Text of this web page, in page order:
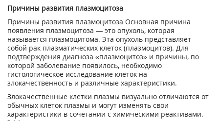
Причины развития плазмоцитоза
Причины развития плазмоцитоза Основная причина
появления плазмоцитоза — это опухоль, которая
называется плазмоцитома. Эта опухоль представляет
собой рак плазматических клеток (плазмоцитов). Для
подтверждения диагноза «плазмоцитоз» и причины, по
которой заболевание появилось, необходимо
гистологическое исследование клеток на
злокачественность и различные характеристики.
Злокачественные клетки плазмы визуально отличаются от
обычных клеток плазмы и могут изменять свои
характеристики в сочетании с химическими реактивами.